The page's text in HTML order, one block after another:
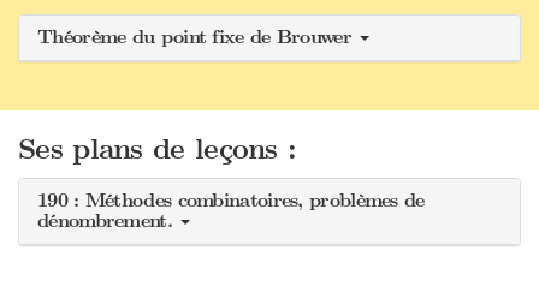
Théorème du point fixe de Brouwer
Ses plans de leçons :
190 : Méthodes combinatoires, problèmes de
dénombrement.